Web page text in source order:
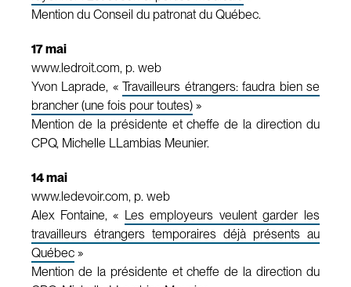
Mention du Conseil du patronat du Québec.
17 mai
www.ledroit.com, p. web
Yvon Laprade, «Travailleurs étrangers: faudra bien se
brancher (une fois pour toutes) »
Mention de la présidente et cheffe de la direction du
CPQ, Michelle LLambias Meunier.
14 mai
www.ledevoir.com, p. web
Alex Fontaine, « Les employeurs veulent garder les
travailleurs étrangers temporaires déjà présents au
Québec »
Mention de la présidente et cheffe de la direction du